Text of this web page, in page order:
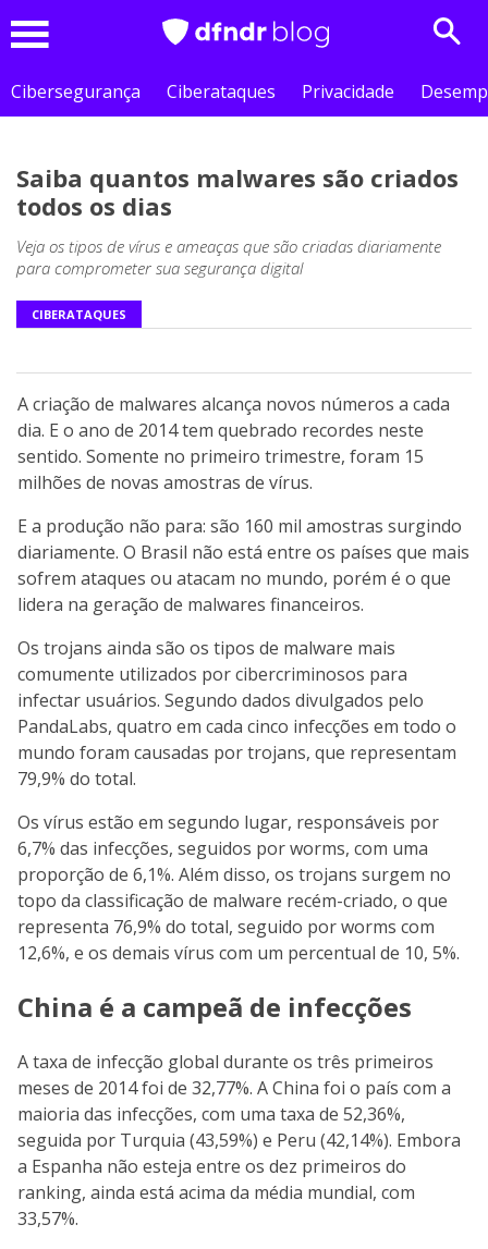
Cibersegurança
Ciberataques Privacidade
Saiba quantos malwares são criados
todos os dias
Veja os tipos de vírus e ameaças que são criadas diariamente
para comprometer sua segurança digital
CIBERATAQUES
A criação de malwares alcança novos números a cada
dia. E o ano de 2014 tem quebrado recordes neste
sentido. Somente no primeiro trimestre, foram 15
milhões de novas amostras de vírus.
E a produção não para: são 160 mil amostras surgindo
diariamente. O Brasil não está entre os países que mais
sofrem ataques ou atacam no mundo, porém é o que
lidera na geração de malwares financeiros.
Os trojans ainda são os tipos de malware mais
comumente utilizados por cibercriminosos para
infectar usuários. Segundo dados divulgados pelo
PandaLabs, quatro em cada cinco infecções em todo o
mundo foram causadas por trojans, que representam
79,9% do total.
Os vírus estão em segundo lugar, responsáveis por
6,7% das infecções, seguidos por worms, com uma
proporção de 6,1%. Além disso, os trojans surgem no
topo da classificação de malware recém-criado, o que
representa 76,9% do total, seguido por worms com
12,6%, e os demais vírus com um percentual de 10, 5%.
China é a campeã de infecções
A taxa de infecção global durante os três primeiros
meses de 2014 foi de 32,77%. A China foi o país com a
maioria das infecções, com uma taxa de 52,36%,
seguida por Turquia (43,59%) e Peru (42,14%). Embora
a Espanha não esteja entre os dez primeiros do
ranking, ainda está acima da média mundial, com
33,57%.